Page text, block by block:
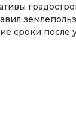
сроки после